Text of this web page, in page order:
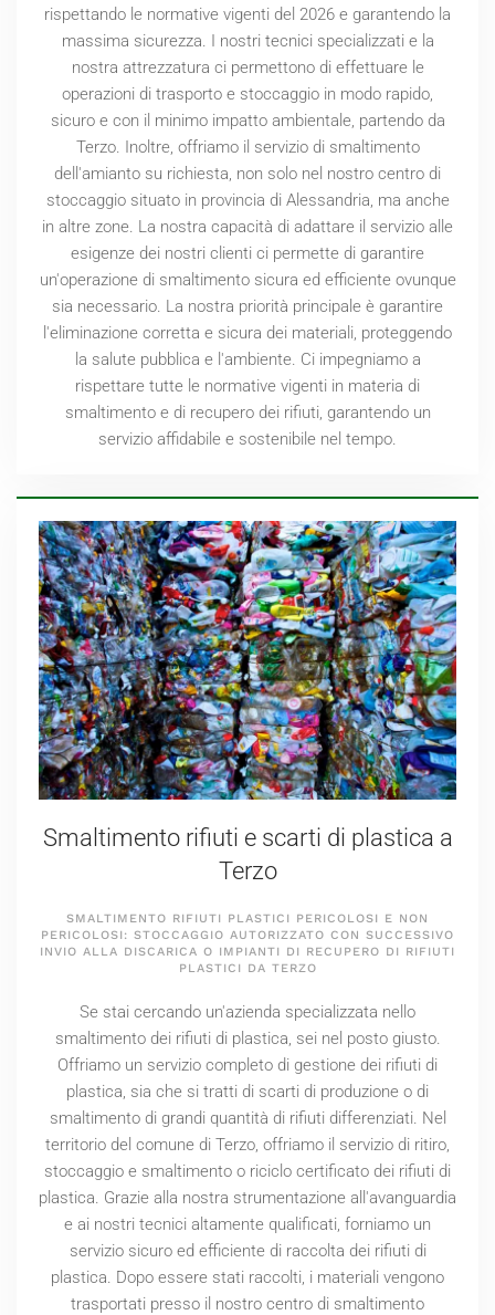
rispettando le normative vigenti del 2026 e garantendo la
massima sicurezza. I nostri tecnici specializzati e la
nostra attrezzatura ci permettono di effettuare le
operazioni di trasporto e stoccaggio in modo rapido,
sicuro e con il minimo impatto ambientale, partendo da
Terzo. Inoltre, offriamo il servizio di smaltimento
dell'amianto su richiesta, non solo nel nostro centro di
stoccaggio situato in provincia di Alessandria, ma anche
in altre zone. La nostra capacità di adattare il servizio alle
esigenze dei nostri clienti ci permette di garantire
un'operazione di smaltimento sicura ed efficiente ovunque
sia necessario. La nostra priorità principale è garantire
l'eliminazione corretta e sicura dei materiali, proteggendo
la salute pubblica e l'ambiente. Ci impegniamo a
rispettare tutte le normative vigenti in materia di
smaltimento e di recupero dei rifiuti, garantendo un
servizio affidabile e sostenibile nel tempo.
Smaltimento rifiuti e scarti di plastica a
Terzo
SMALTIMENTO RIFIUTI PLASTICI PERICOLOSI E NON
PERICOLOSI: STOCCAGGIO AUTORIZZATO CON SUCCESSIVO
INVIO ALLA DISCARICA O IMPIANTI DI RECUPERO DI RIFIUTI
PLASTICI DA TERZO
Se stai cercando un'azienda specializzata nello
smaltimento dei rifiuti di plastica, sei nel posto giusto.
Offriamo un servizio completo di gestione dei rifiuti di
plastica, sia che si tratti di scarti di produzione o di
smaltimento di grandi quantità di rifiuti differenziati. Nel
territorio del comune di Terzo, offriamo il servizio di ritiro,
stoccaggio e smaltimento o riciclo certificato dei rifiuti di
plastica. Grazie alla nostra strumentazione all'avanguardia
e ai nostri tecnici altamente qualificati, forniamo un
servizio sicuro ed efficiente di raccolta dei rifiuti di
plastica. Dopo essere stati raccolti, i materiali vengono
trasportati presso il nostro centro di smaltimento